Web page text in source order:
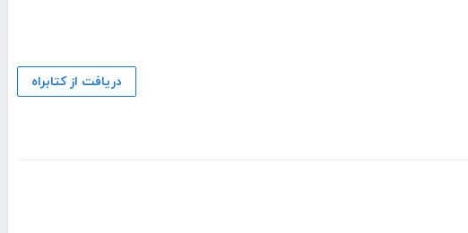
دریافت از کتابراه